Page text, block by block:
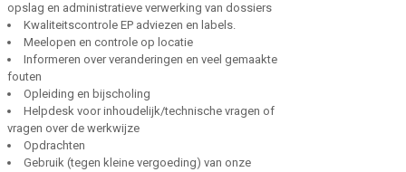
opslag en administratieve verwerking van dossiers
Kwaliteitscontrole EP adviezen en labels.
Meelopen en controle op locatie
Informeren over veranderingen en veel gemaakte
fouten
Opleiding en bijscholing
Helpdesk voor inhoudelijk/technische vragen of
vragen over de werkwijze
Opdrachten
Gebruik (tegen kleine vergoeding) van onze